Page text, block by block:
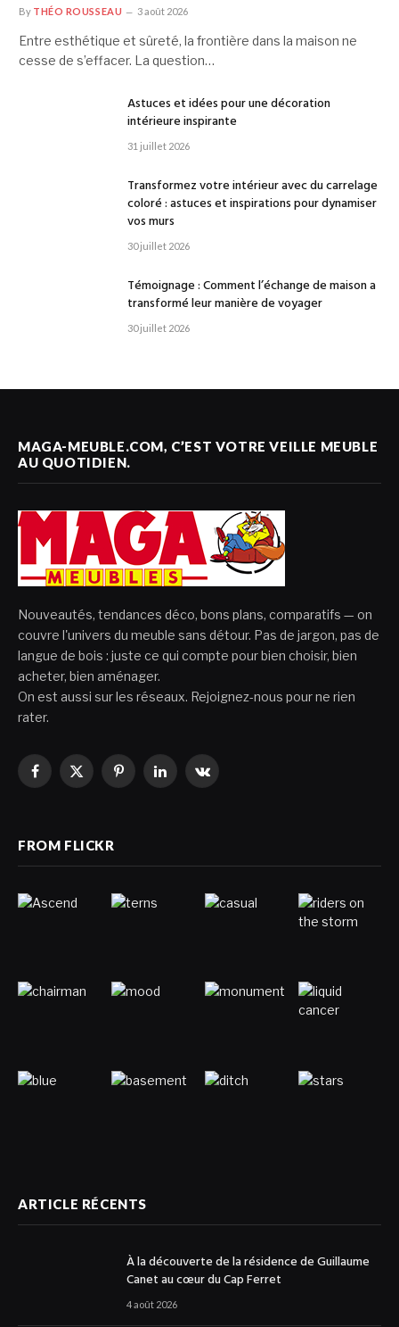
By THÉO ROUSSEAU 3 août 2026
Entre esthétique et sûreté, la frontière dans la maison ne
cesse de s’effacer. La question…
Astuces et idées pour une décoration
intérieure inspirante
31 juillet 2026
Transformez votre intérieur avec du carrelage
coloré : astuces et inspirations pour dynamiser
vos murs
30 juillet 2026
Témoignage : Comment l’échange de maison a
transformé leur manière de voyager
30 juillet 2026
MAGA-MEUBLE.COM, C’EST VOTRE VEILLE MEUBLE
AU QUOTIDIEN.
Nouveautés, tendances déco, bons plans, comparatifs — on
couvre l'univers du meuble sans détour. Pas de jargon, pas de
langue de bois : juste ce qui compte pour bien choisir, bien
acheter, bien aménager.
On est aussi sur les réseaux. Rejoignez-nous pour ne rien
rater.
Facebook
X
PinterestLinkedInVKontakte
FROM FLICKR
ARTICLE RÉCENTS
À la découverte de la résidence de Guillaume
Canet au cœur du Cap Ferret
4 août 2026